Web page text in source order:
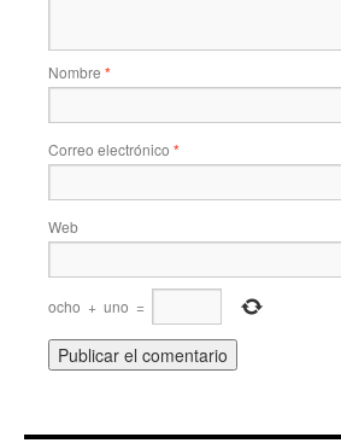
Nombre *
Correo electrónico *
Web
ocho + uno =